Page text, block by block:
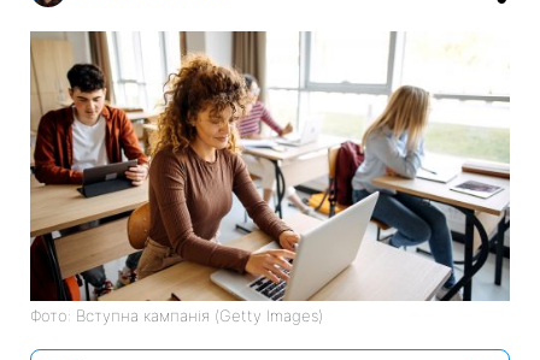
Фото: Вступна кампанія (Getty Images)